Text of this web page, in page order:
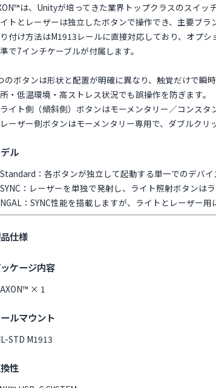
は、Unityが培ってきた業界トップクラスのスイッ
トとレーザーは独立したボタンで操作でき、主要ブ
付け方法はM1913レールに直接対応しており、オプ
で7インチケーブルが付属します。
のボタンは形状と配置が明確に異なり、触覚だけで瞬時
・低温環境・高ストレス状況でも誤操作を防ぎます。
ライト側（傾斜側）ボタンはモーメンタリー／コンスタ
レーザー側ボタンはモーメンタリー専用で、ダブルク
ル
Standard：各ボタンが独立して起動する単一でのデバイ
SYNC：レーザーを単独で発射し、ライト照射ボタンは
NGAL：SYNC性能を搭載しますが、ライトとレーザー
仕様
ケージ内容
AXON™ × 1
ルマウント
STD M1913
性